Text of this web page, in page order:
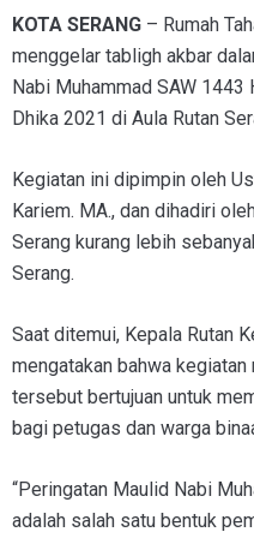
KOTA SERANG – Rumah
menggelar tabligh akbar
Nabi Muhammad SAW 1443
Dhika 2021 di Aula Rutan
Kegiatan ini dipimpin oleh
Kariem. MA., dan dihadiri
Serang kurang lebih
Serang.
Saat ditemui, Kepala Rutan
mengatakan bahwa
tersebut bertujuan untuk
bagi petugas dan warga
“Peringatan Maulid Nabi
adalah salah satu bentuk